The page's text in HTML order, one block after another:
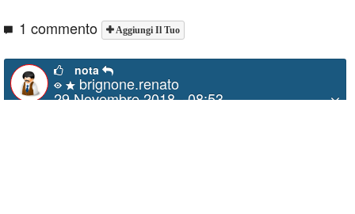
1 commento Aggiungi Il Tuo
nota
brignone.renato
29 Novembre 2018 - 08:53